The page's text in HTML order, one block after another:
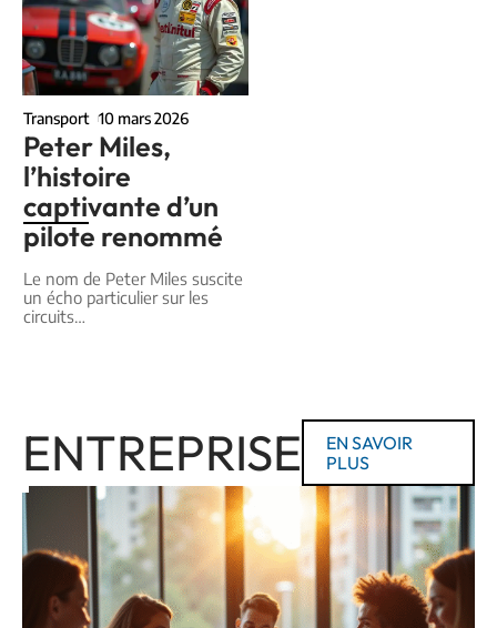
Transport 10 mars 2026
Peter Miles,
l’histoire
captivante d’un
pilote renommé
Le nom de Peter Miles suscite
un écho particulier sur les
circuits…
ENTREPRISE
EN SAVOIR
PLUS